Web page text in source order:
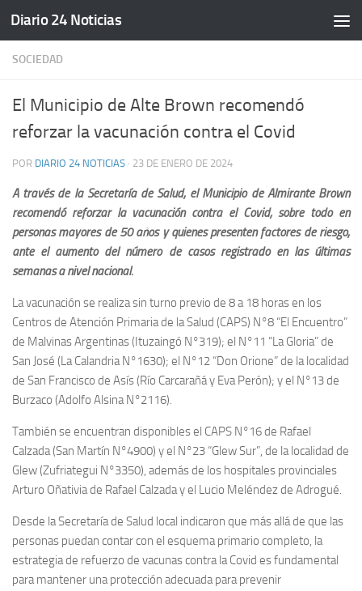
Saltar al contenido
Diario 24 Noticias
SOCIEDAD
El Municipio de Alte Brown recomendó
reforzar la vacunación contra el Covid
POR DIARIO 24 NOTICIAS · 23 DE ENERO DE 2024
A través de la Secretaría de Salud, el Municipio de Almirante Brown
recomendó reforzar la vacunación contra el Covid, sobre todo en
personas mayores de 50 años y quienes presenten factores de riesgo,
ante el aumento del número de casos registrado en las últimas
semanas a nivel nacional.
La vacunación se realiza sin turno previo de 8 a 18 horas en los
Centros de Atención Primaria de la Salud (CAPS) N°8 “El Encuentro”
de Malvinas Argentinas (Ituzaingó N°319); el N°11 “La Gloria” de
San José (La Calandria N°1630); el N°12 “Don Orione” de la localidad
de San Francisco de Asís (Río Carcarañá y Eva Perón); y el N°13 de
Burzaco (Adolfo Alsina N°2116).
También se encuentran disponibles el CAPS N°16 de Rafael
Calzada (San Martín N°4900) y el N°23 “Glew Sur”, de la localidad de
Glew (Zufriategui N°3350), además de los hospitales provinciales
Arturo Oñativia de Rafael Calzada y el Lucio Meléndez de Adrogué.
Desde la Secretaría de Salud local indicaron que más allá de que las
personas puedan contar con el esquema primario completo, la
estrategia de refuerzo de vacunas contra la Covid es fundamental
para mantener una protección adecuada para prevenir